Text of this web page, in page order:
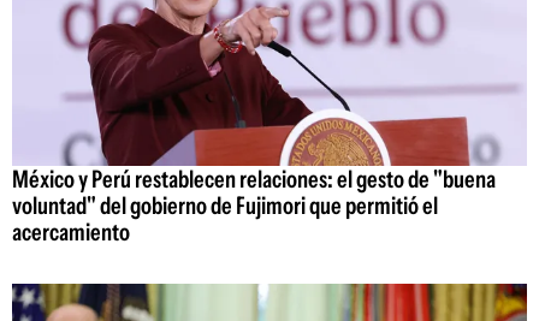
México y Perú restablecen relaciones: el gesto de "buena
voluntad" del gobierno de Fujimori que permitió el
acercamiento